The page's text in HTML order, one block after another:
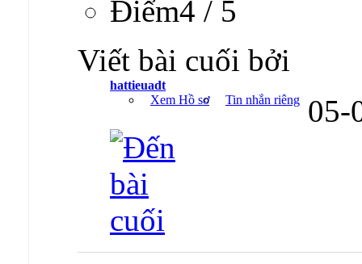
Ðiểm4 / 5
Viết bài cuối bởi
hattieuadt
Xem Hồ sơ
Tin nhắn riêng 05-